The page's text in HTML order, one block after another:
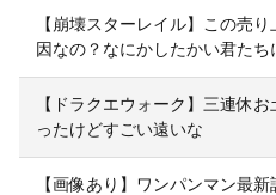
【崩壊スターレイル】この売
因なの？なにかしたかい君たち
【ドラクエウォーク】三連休
ったけどすごい遠いな
【画像あり】ワンパンマン最